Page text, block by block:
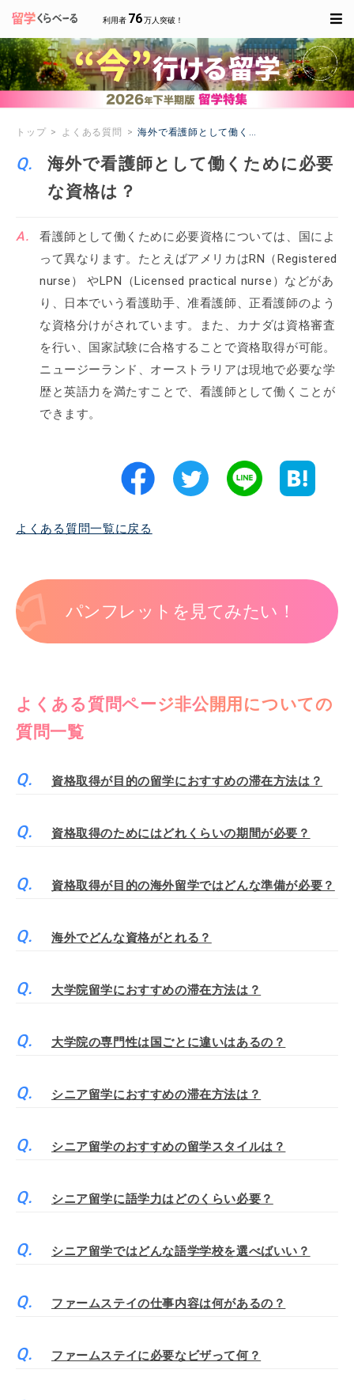
利用者 76万人突破！
トップ よくある質問 海外で看護師として働くために必要な資格は？
海外で看護師として働くために必要
な資格は？
看護師として働くために必要資格については、国によ
って異なります。たとえばアメリカはRN（Registered
nurse） やLPN（Licensed practical nurse）などがあ
り、日本でいう看護助手、准看護師、正看護師のよう
な資格分けがされています。また、カナダは資格審査
を行い、国家試験に合格することで資格取得が可能。
ニュージーランド、オーストラリアは現地で必要な学
歴と英語力を満たすことで、看護師として働くことが
できます。
よくある質問一覧に戻る
パンフレットを見てみたい！
よくある質問ページ非公開用についての
質問一覧
資格取得が目的の留学におすすめの滞在方法は？
資格取得のためにはどれくらいの期間が必要？
資格取得が目的の海外留学ではどんな準備が必要？
海外でどんな資格がとれる？
大学院留学におすすめの滞在方法は？
大学院の専門性は国ごとに違いはあるの？
シニア留学におすすめの滞在方法は？
シニア留学のおすすめの留学スタイルは？
シニア留学に語学力はどのくらい必要？
シニア留学ではどんな語学学校を選べばいい？
ファームステイの仕事内容は何があるの？
ファームステイに必要なビザって何？